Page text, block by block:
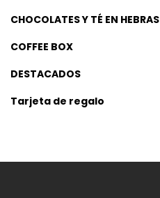
CHOCOLATES Y TÉ EN HEBRAS
COFFEE BOX
DESTACADOS
Tarjeta de regalo